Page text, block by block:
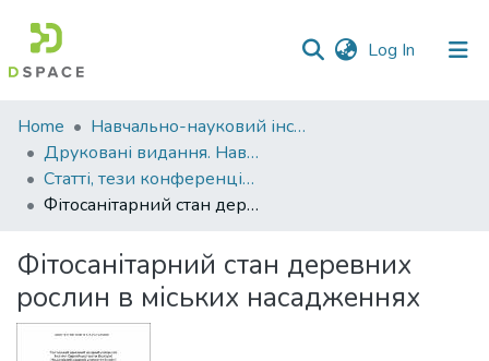
Log In (current)
Communities
&
Collections
Statistics
Home
Навчально-науковий інститут агротехнологій, селекції та екології
Друковані видання. Навчально-науковий інститут агротехнологій, селекції та екології
Статті, тези конференцій. Навчально-науковий інститут агротехнологій, селекції та екології
Фітосанітарний стан деревних рослин в міських насадженнях
Фітосанітарний стан деревних
рослин в міських насадженнях